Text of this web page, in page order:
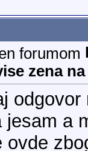
zena
jesam a
ovde